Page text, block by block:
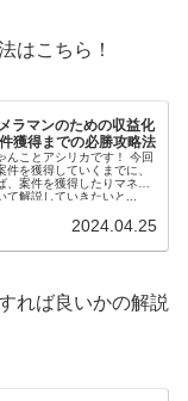
はこちら！
ラマンのための収益化
獲得までの必勝攻略法
ことアシリカです！ 今回
を獲得していくまでに、
案件を獲得したりマネタ
解説していきたいと...
2024.04.25
れば良いかの解説